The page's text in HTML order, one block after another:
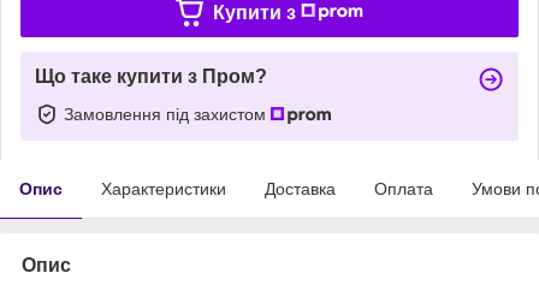
Купити з
Що таке купити з Пром?
Замовлення під захистом
Опис Характеристики Доставка Оплата Умови
Опис